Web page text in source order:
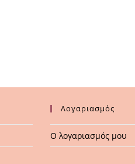
Λογαριασμός
Ο λογαριασμός μου